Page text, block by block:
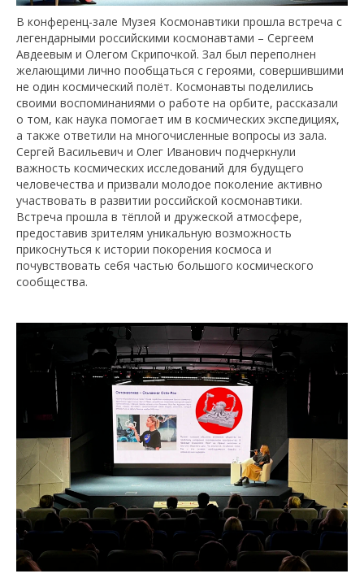
В конференц-зале Музея Космонавтики прошла встреча с
легендарными российскими космонавтами – Сергеем
Авдеевым и Олегом Скрипочкой. Зал был переполнен
желающими лично пообщаться с героями, совершившими
не один космический полёт. Космонавты поделились
своими воспоминаниями о работе на орбите, рассказали
о том, как наука помогает им в космических экспедициях,
а также ответили на многочисленные вопросы из зала.
Сергей Васильевич и Олег Иванович подчеркнули
важность космических исследований для будущего
человечества и призвали молодое поколение активно
участвовать в развитии российской космонавтики.
Встреча прошла в тёплой и дружеской атмосфере,
предоставив зрителям уникальную возможность
прикоснуться к истории покорения космоса и
почувствовать себя частью большого космического
сообщества.